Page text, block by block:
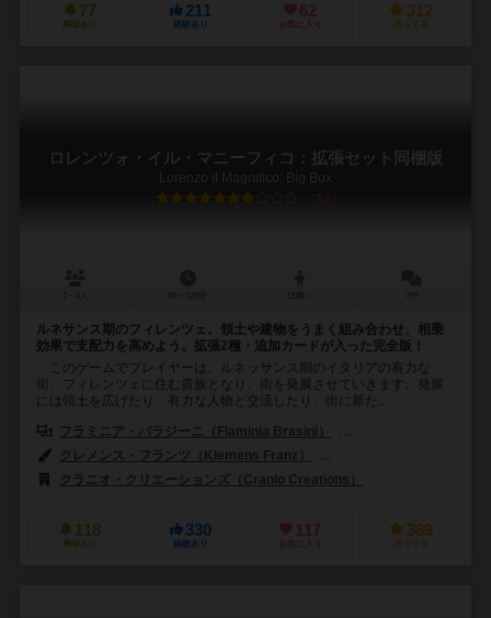
77
興味あり
211
経験あり
62
お気に入り
312
持ってる
ロレンツォ・イル・マニーフィコ：拡張セット同梱版
Lorenzo il Magnifico: Big Box
7.2
ルネサンス期のフィレンツェ。領土や建物をうまく組み合わせ、相乗
効果で支配力を高めよう。拡張2種・追加カードが入った完全版！
このゲームでプレイヤーは、ルネッサンス期のイタリアの有力な
街、フィレンツェに住む貴族となり、街を発展させていきます。発展
には領土を広げたり、有力な人物と交流したり、街に新た...
フラミニア・バラジーニ（Flaminia Brasini）
クレメンス・フランツ（Klemens Franz）
クラニオ・クリエーションズ（Cranio Creations）
118
興味あり
330
経験あり
117
お気に入り
369
持ってる